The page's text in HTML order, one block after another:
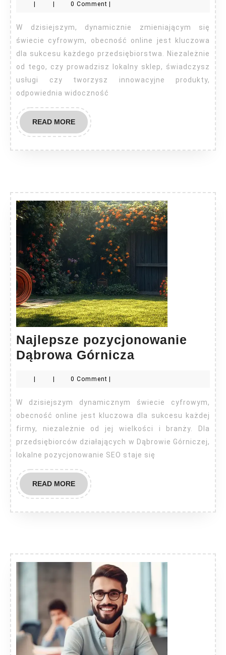
Pruszcz
Gdański
0 Comment
W dzisiejszym, dynamicznie zmieniającym się
świecie cyfrowym, obecność online jest kluczowa
dla sukcesu każdego przedsiębiorstwa. Niezależnie
od tego, czy prowadzisz lokalny sklep, świadczysz
usługi czy tworzysz innowacyjne produkty,
odpowiednia widoczność
READ MOREREAD
MORE
Najlepsze pozycjonowanie
Dąbrowa Górnicza
Górnicza
| | 0 Comment |
W dzisiejszym dynamicznym świecie cyfrowym,
obecność online jest kluczowa dla sukcesu każdej
firmy, niezależnie od jej wielkości i branży. Dla
przedsiębiorców działających w Dąbrowie Górniczej,
lokalne pozycjonowanie SEO staje się
READ MOREREAD
MORE